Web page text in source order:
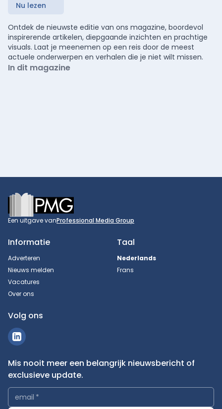
Nu lezen
Ontdek de nieuwste editie van ons magazine, boordevol
inspirerende artikelen, diepgaande inzichten en prachtige
visuals. Laat je meenemen op een reis door de meest
actuele onderwerpen en verhalen die je niet wilt missen.
In dit magazine
Footer
Een uitgave vanProfessional Media Group
Informatie
Adverteren
Nieuws melden
Vacatures
Over ons
Taal
Nederlands
Frans
Volg ons
Mis nooit meer een belangrijk nieuwsbericht of
exclusieve update.
email *